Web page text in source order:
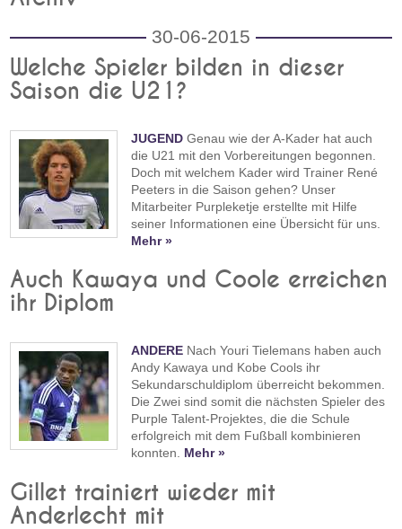
30-06-2015
Welche Spieler bilden in dieser
Saison die U21?
JUGEND Genau wie der A-Kader hat auch
die U21 mit den Vorbereitungen begonnen.
Doch mit welchem Kader wird Trainer René
Peeters in die Saison gehen? Unser
Mitarbeiter Purpleketje erstellte mit Hilfe
seiner Informationen eine Übersicht für uns.
Mehr »
Auch Kawaya und Coole erreichen
ihr Diplom
ANDERE Nach Youri Tielemans haben auch
Andy Kawaya und Kobe Cools ihr
Sekundarschuldiplom überreicht bekommen.
Die Zwei sind somit die nächsten Spieler des
Purple Talent-Projektes, die die Schule
erfolgreich mit dem Fußball kombinieren
konnten. Mehr »
Gillet trainiert wieder mit
Anderlecht mit